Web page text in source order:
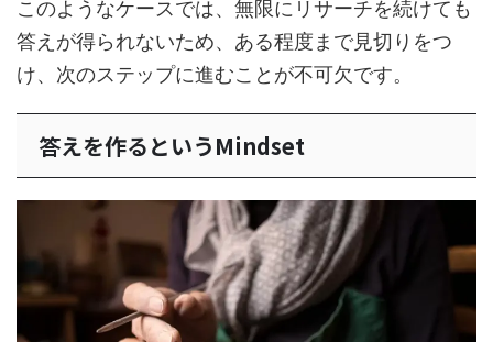
このようなケースでは、無限にリサーチを続けても
答えが得られないため、ある程度まで見切りをつ
け、次のステップに進むことが不可欠です。
答えを作るというMindset